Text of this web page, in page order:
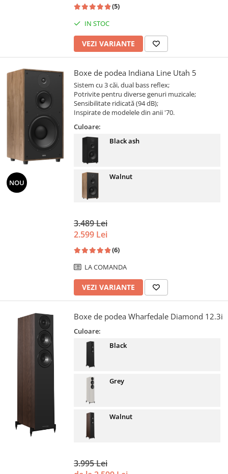
(5)
IN STOC
VEZI VARIANTE
NOU
Boxe de podea Indiana Line Utah 5
Sistem cu 3 căi, dual bass reflex;
Potrivite pentru diverse genuri muzicale;
Sensibilitate ridicată (94 dB);
Inspirate de modelele din anii '70.
Culoare:
Black ash
Walnut
3.489 Lei
2.599 Lei
(6)
LA COMANDA
VEZI VARIANTE
Boxe de podea Wharfedale Diamond 12.3i
Culoare:
Black
Grey
Walnut
3.995 Lei